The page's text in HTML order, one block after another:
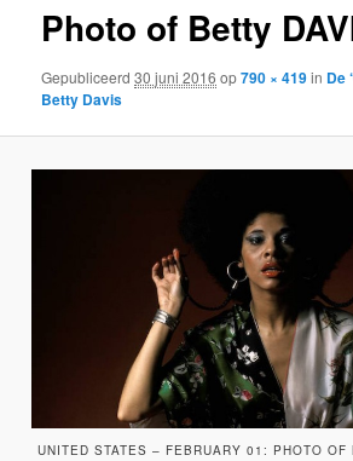
Photo of Betty
Gepubliceerd30 juni 2016 op790 × 419in De
Betty Davis
UNITED STATES – FEBRUARY 01: PHOTO